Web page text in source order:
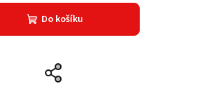
Do košíku